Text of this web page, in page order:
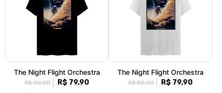
The Night Flight Orchestra
R$ 90,00 R$ 79,90
The Night Flight Orchestra
R$ 85,00 R$ 79,90